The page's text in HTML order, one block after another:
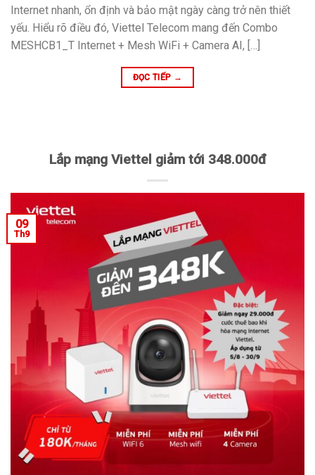
Internet nhanh, ổn định và bảo mật ngày càng trở nên thiết
yếu. Hiểu rõ điều đó, Viettel Telecom mang đến Combo
MESHCB1_T Internet + Mesh WiFi + Camera AI, […]
ĐỌC TIẾP →
Lắp mạng Viettel giảm tới 348.000đ
09
Th9